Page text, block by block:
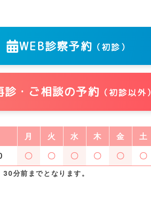
WEB診察予約 （初診）
診・ご相談の予約 （初診以外）
月 火 水 木 金 土
〇 〇 〇 〇 〇 〇
分前までとなります。